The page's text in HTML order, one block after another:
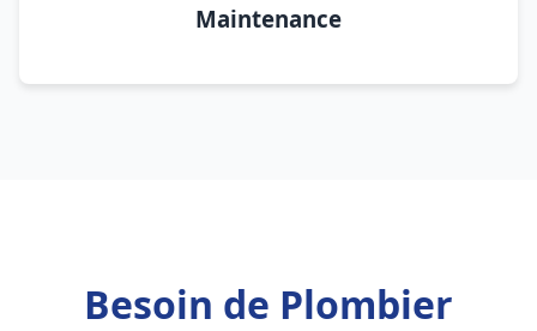
Maintenance
Besoin de Plombier